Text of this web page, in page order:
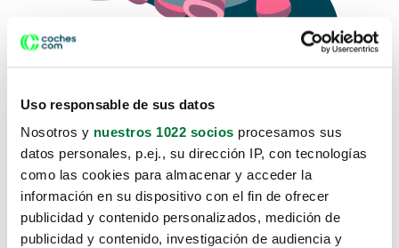
Uso responsable de sus datos
Nosotros y nuestros 1022 socios procesamos sus
datos personales, p.ej., su dirección IP, con tecnologías
como las cookies para almacenar y acceder la
información en su dispositivo con el fin de ofrecer
publicidad y contenido personalizados, medición de
publicidad y contenido, investigación de audiencia y
Lo sentimos, no sabemos como
te hemos traido hasta aquí.